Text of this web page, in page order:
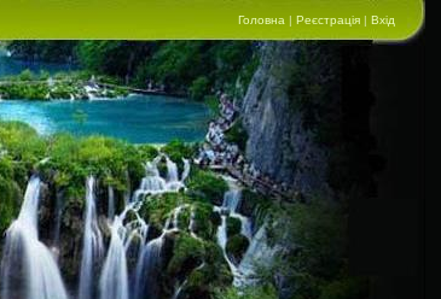
Головна | Реєстрація | Вхід